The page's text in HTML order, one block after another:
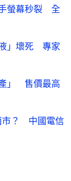
螢幕秒裂 全
」壞死 專家
」 售價最高
市？ 中國電信